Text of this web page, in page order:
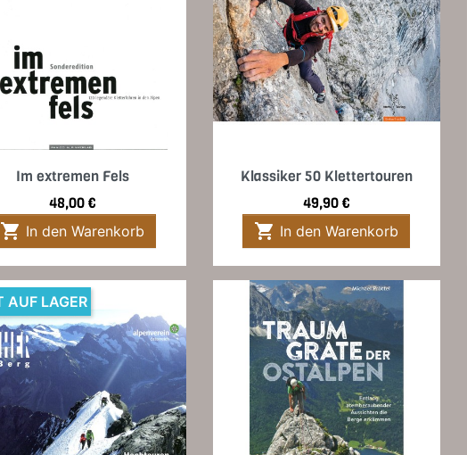
Vorschau
Im extremen Fels
Preis
48,00 €
 In den Warenkorb
Vorschau
Klassiker 50 Klettertouren
Preis
49,90 €
 In den Warenkorb
AUF LAGER